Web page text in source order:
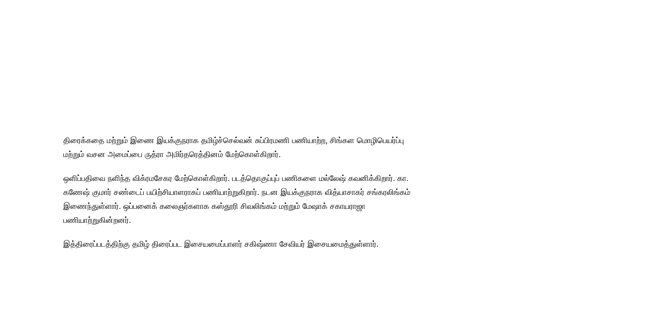
திரைக்கதை மற்றும் இணை இயக்குநராக தமிழ்ச்செல்வன் சுப்பிரமணி பணியாற்ற, சிங்கள மொழிபெயர்ப்பு
மற்றும் வசன அமைப்பை ருத்ரா அமிர்தரெத்தினம் மேற்கொள்கிறார்.
ஒளிப்பதிவை நளிந்த விக்ரமசேகர மேற்கொள்கிறார். படத்தொகுப்புப் பணிகளை மல்லேஷ் கவனிக்கிறார். கா.
கணேஷ் குமார் சண்டைப் பயிற்சியாளராகப் பணியாற்றுகிறார். நடன இயக்குநராக வித்யாசாகர் சங்கரலிங்கம்
இணைந்துள்ளார். ஒப்பனைக் கலைஞர்களாக கஸ்தூரி சிவலிங்கம் மற்றும் மேஷாக் சகாயராஜா
பணியாற்றுகின்றனர்.
இத்திரைப்படத்திற்கு தமிழ் திரைப்பட இசையமைப்பாளர் சகிஷ்ணா சேவியர் இசையமைத்துள்ளார்.